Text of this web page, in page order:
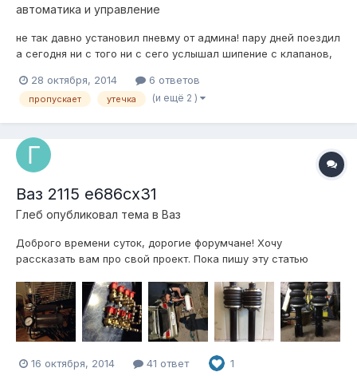
автоматика и управление
не так давно установил пневму от админа! пару дней поездил
а сегодня ни с того ни с сего услышал шипение с клапанов,
равномерно что за фигня такая? травит только 1 клапан,
брак? что можно сделать?
28 октября, 2014 6 ответов
пропускает утечка (и ещё 2 )
Ваз 2115 е686сх31
Глеб опубликовал тема в Ваз
Доброго времени суток, дорогие форумчане! Хочу
рассказать вам про свой проект. Пока пишу эту статью
подробно, и так: 1. Были куплены клапана "Atiker" 8 штук,
соответственно блок будет 4 контура, огромная куча
фитингов "camozzi" осталос...
16 октября, 2014 41 ответ 1